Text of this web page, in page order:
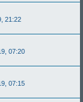
21:22
07:20
07:15